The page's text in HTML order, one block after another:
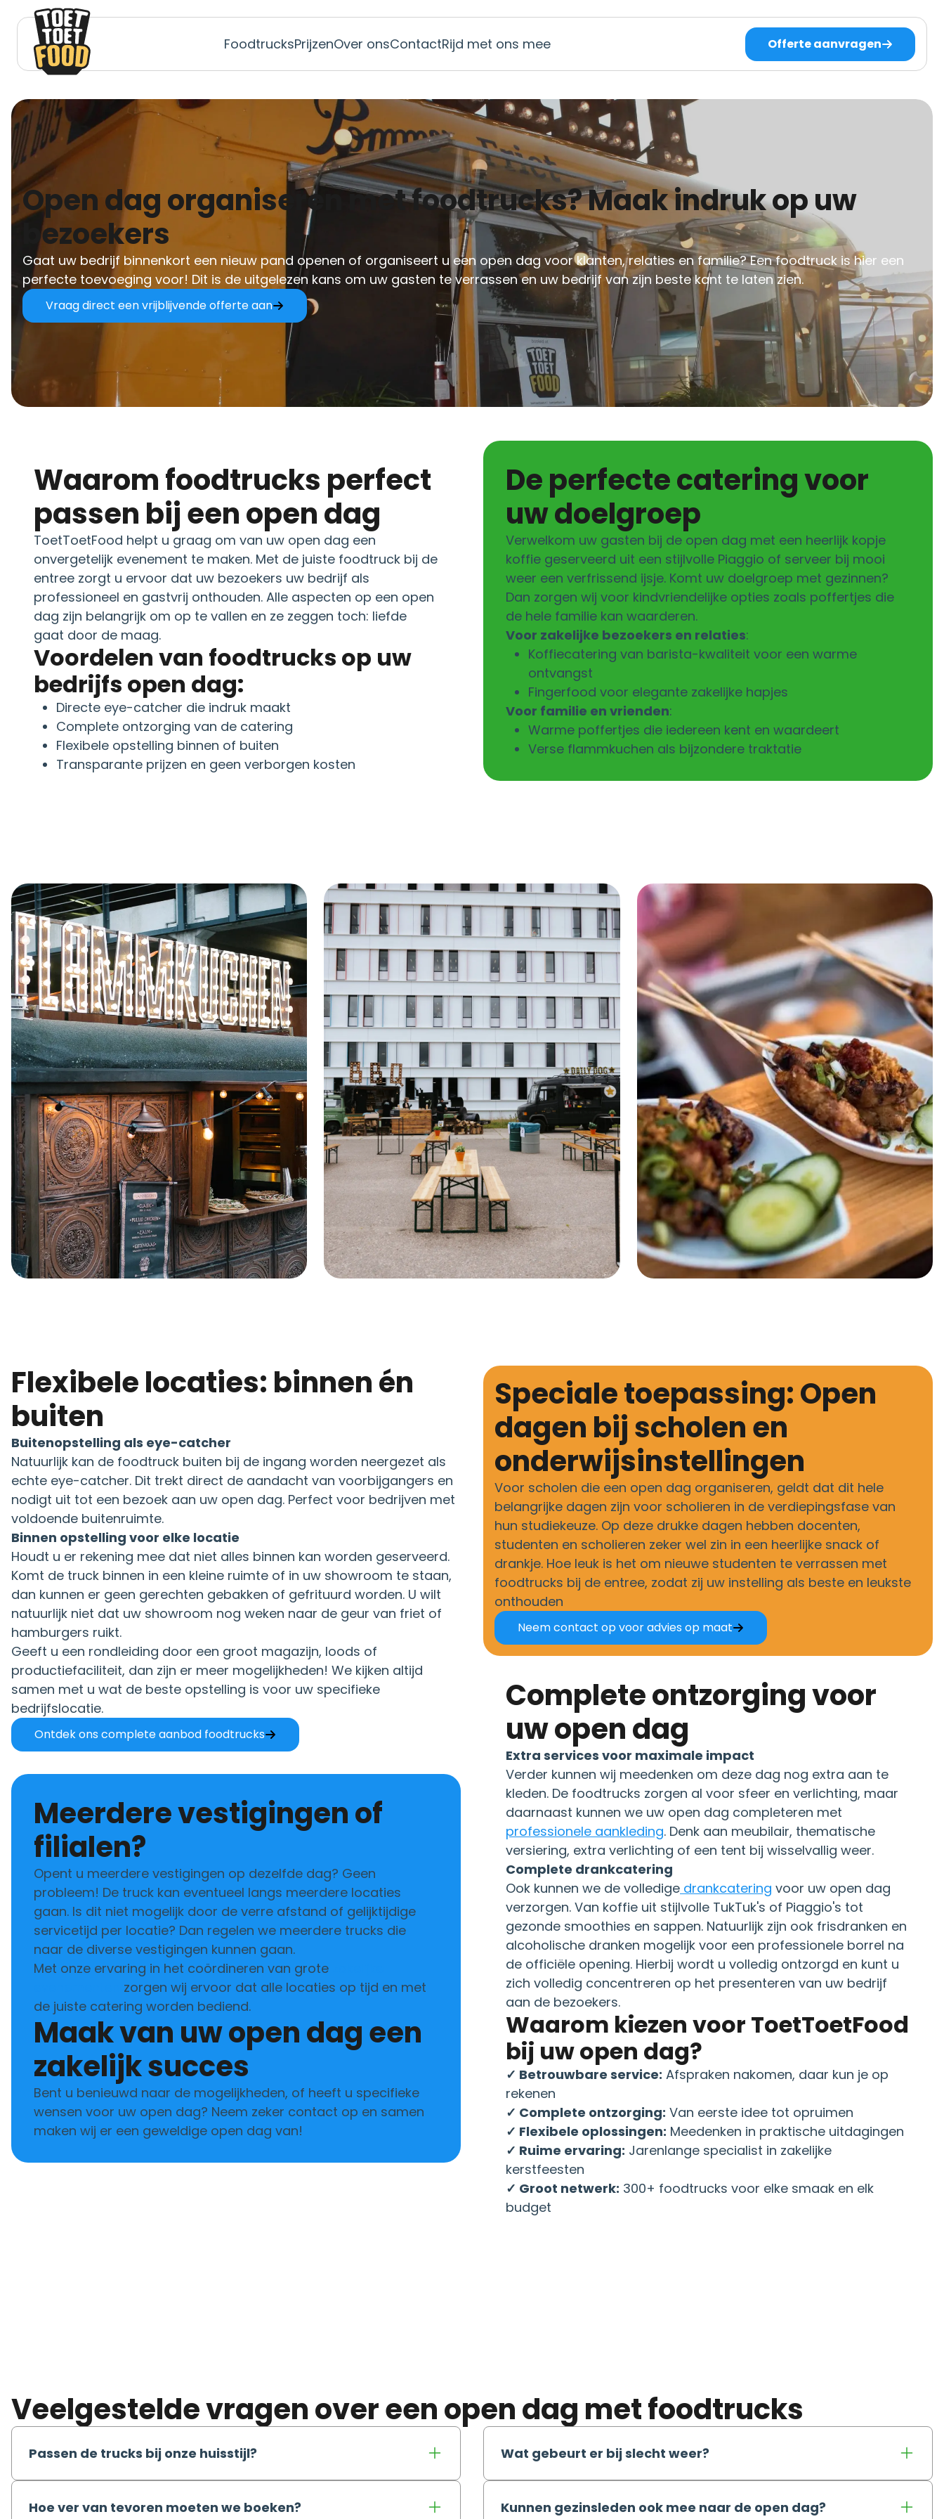
FoodtrucksPrijzenOver onsContactRijd met ons mee Offerte aanvragen
Open dag organiseren met foodtrucks? Maak indruk op uw
bezoekers
Gaat uw bedrijf binnenkort een nieuw pand openen of organiseert u een open dag voor klanten, relaties en familie? Een foodtruck is hier een
perfecte toevoeging voor! Dit is de uitgelezen kans om uw gasten te verrassen en uw bedrijf van zijn beste kant te laten zien.
Vraag direct een vrijblijvende offerte aan
Waarom foodtrucks perfect
passen bij een open dag
ToetToetFood helpt u graag om van uw open dag een
onvergetelijk evenement te maken. Met de juiste foodtruck bij de
entree zorgt u ervoor dat uw bezoekers uw bedrijf als
professioneel en gastvrij onthouden. Alle aspecten op een open
dag zijn belangrijk om op te vallen en ze zeggen toch: liefde
gaat door de maag.
Voordelen van foodtrucks op uw
bedrijfs open dag:
Directe eye-catcher die indruk maakt
Complete ontzorging van de catering
Flexibele opstelling binnen of buiten
Transparante prijzen en geen verborgen kosten
De perfecte catering voor
uw doelgroep
Verwelkom uw gasten bij de open dag met een heerlijk kopje
koffie geserveerd uit een stijlvolle Piaggio of serveer bij mooi
weer een verfrissend ijsje. Komt uw doelgroep met gezinnen?
Dan zorgen wij voor kindvriendelijke opties zoals poffertjes die
de hele familie kan waarderen.
Voor zakelijke bezoekers en relaties:
Koffiecatering van barista-kwaliteit voor een warme
ontvangst
Fingerfood voor elegante zakelijke hapjes
Voor familie en vrienden:
Warme poffertjes die iedereen kent en waardeert
Verse flammkuchen als bijzondere traktatie
Flexibele locaties: binnen én
buiten
Buitenopstelling als eye-catcher
Natuurlijk kan de foodtruck buiten bij de ingang worden neergezet als
echte eye-catcher. Dit trekt direct de aandacht van voorbijgangers en
nodigt uit tot een bezoek aan uw open dag. Perfect voor bedrijven met
voldoende buitenruimte.
Binnen opstelling voor elke locatie
Houdt u er rekening mee dat niet alles binnen kan worden geserveerd.
Komt de truck binnen in een kleine ruimte of in uw showroom te staan,
dan kunnen er geen gerechten gebakken of gefrituurd worden. U wilt
natuurlijk niet dat uw showroom nog weken naar de geur van friet of
hamburgers ruikt.
Geeft u een rondleiding door een groot magazijn, loods of
productiefaciliteit, dan zijn er meer mogelijkheden! We kijken altijd
samen met u wat de beste opstelling is voor uw specifieke
bedrijfslocatie.
Ontdek ons complete aanbod foodtrucks
Meerdere vestigingen of
filialen?
Opent u meerdere vestigingen op dezelfde dag? Geen
probleem! De truck kan eventueel langs meerdere locaties
gaan. Is dit niet mogelijk door de verre afstand of gelijktijdige
servicetijd per locatie? Dan regelen we meerdere trucks die
naar de diverse vestigingen kunnen gaan.
Met onze ervaring in het coördineren van grote
zorgen wij ervoor dat alle locaties op tijd en met
de juiste catering worden bediend.
Maak van uw open dag een
zakelijk succes
Bent u benieuwd naar de mogelijkheden, of heeft u specifieke
wensen voor uw open dag? Neem zeker contact op en samen
maken wij er een geweldige open dag van!
Speciale toepassing: Open
dagen bij scholen en
onderwijsinstellingen
Voor scholen die een open dag organiseren, geldt dat dit hele
belangrijke dagen zijn voor scholieren in de verdiepingsfase van
hun studiekeuze. Op deze drukke dagen hebben docenten,
studenten en scholieren zeker wel zin in een heerlijke snack of
drankje. Hoe leuk is het om nieuwe studenten te verrassen met
foodtrucks bij de entree, zodat zij uw instelling als beste en leukste
onthouden
Neem contact op voor advies op maat
Complete ontzorging voor
uw open dag
Extra services voor maximale impact
Verder kunnen wij meedenken om deze dag nog extra aan te
kleden. De foodtrucks zorgen al voor sfeer en verlichting, maar
daarnaast kunnen we uw open dag completeren met
professionele aankleding. Denk aan meubilair, thematische
versiering, extra verlichting of een tent bij wisselvallig weer.
Complete drankcatering
Ook kunnen we de volledige drankcatering voor uw open dag
verzorgen. Van koffie uit stijlvolle TukTuk's of Piaggio's tot
gezonde smoothies en sappen. Natuurlijk zijn ook frisdranken en
alcoholische dranken mogelijk voor een professionele borrel na
de officiële opening. Hierbij wordt u volledig ontzorgd en kunt u
zich volledig concentreren op het presenteren van uw bedrijf
aan de bezoekers.
Waarom kiezen voor ToetToetFood
bij uw open dag?
✓ Betrouwbare service: Afspraken nakomen, daar kun je op
rekenen
✓ Complete ontzorging: Van eerste idee tot opruimen
✓ Flexibele oplossingen: Meedenken in praktische uitdagingen
✓ Ruime ervaring: Jarenlange specialist in zakelijke
kerstfeesten
✓ Groot netwerk: 300+ foodtrucks voor elke smaak en elk
budget
Veelgestelde vragen over een open dag met foodtrucks
Passen de trucks bij onze huisstijl?
Hoe ver van tevoren moeten we boeken?
Wat gebeurt er bij slecht weer?
Kunnen gezinsleden ook mee naar de open dag?